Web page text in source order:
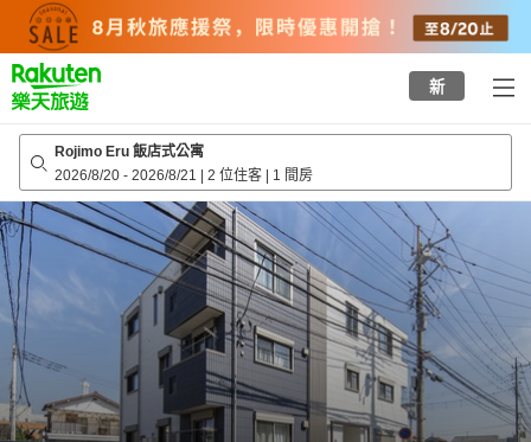
top
page
新
Rojimo Eru 飯店式公寓
2026/8/20 - 2026/8/21 | 2 位住客 | 1 間房